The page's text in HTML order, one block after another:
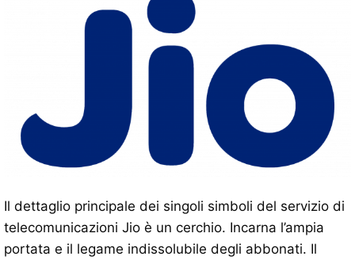
Il dettaglio principale dei singoli simboli del servizio di
telecomunicazioni Jio è un cerchio. Incarna l’ampia
portata e il legame indissolubile degli abbonati. Il